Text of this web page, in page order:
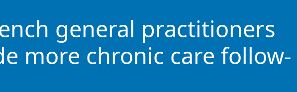
general practitioners
more chronic care follow-